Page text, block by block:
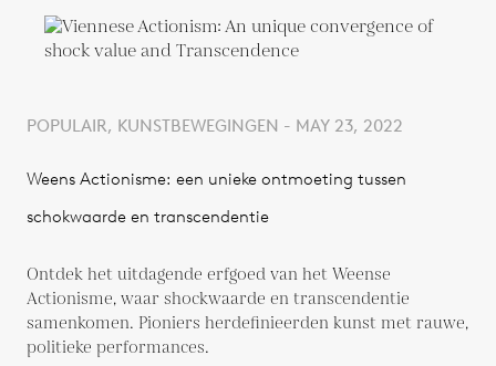
POPULAIR, KUNSTBEWEGINGEN - MAY 23, 2022
Weens Actionisme: een unieke ontmoeting tussen
schokwaarde en transcendentie
Ontdek het uitdagende erfgoed van het Weense
Actionisme, waar shockwaarde en transcendentie
samenkomen. Pioniers herdefinieerden kunst met rauwe,
politieke performances.